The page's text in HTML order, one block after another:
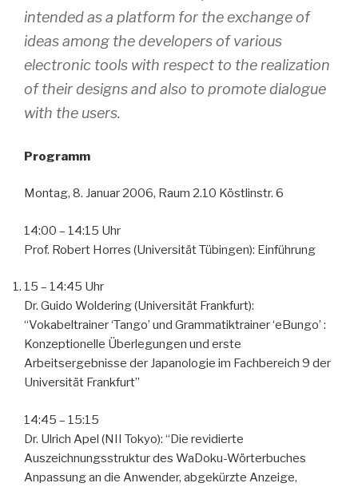
intended as a platform for the exchange of
ideas among the developers of various
electronic tools with respect to the realization
of their designs and also to promote dialogue
with the users.
Programm
Montag, 8. Januar 2006, Raum 2.10 Köstlinstr. 6
14:00 – 14:15 Uhr
Prof. Robert Horres (Universität Tübingen): Einführung
15 – 14:45 Uhr
Dr. Guido Woldering (Universität Frankfurt):
“Vokabeltrainer ‘Tango’ und Grammatiktrainer ‘eBungo’ :
Konzeptionelle Überlegungen und erste
Arbeitsergebnisse der Japanologie im Fachbereich 9 der
Universität Frankfurt”
14:45 – 15:15
Dr. Ulrich Apel (NII Tokyo): “Die revidierte
Auszeichnungsstruktur des WaDoku-Wörterbuches
Anpassung an die Anwender, abgekürzte Anzeige,